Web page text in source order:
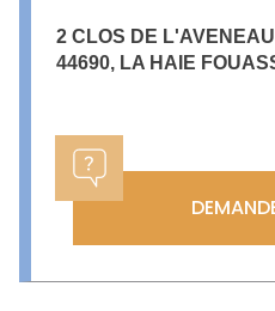
2 CLOS DE L'AVENEAU
44690, LA HAIE